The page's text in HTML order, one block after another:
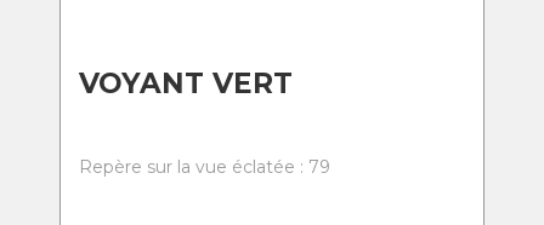
VOYANT VERT
Repère sur la vue éclatée : 79